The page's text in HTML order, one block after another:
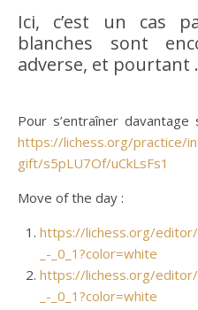
Ici, c’est un cas
blanches sont
adverse, et pourtant
Pour s’entraîner
https://lichess.org/practice/
gift/s5pLU7Of/uCkLsFs1
Move of the day :
https://lichess.org/
_-_0_1?color=white
https://lichess.org/
_-_0_1?color=white